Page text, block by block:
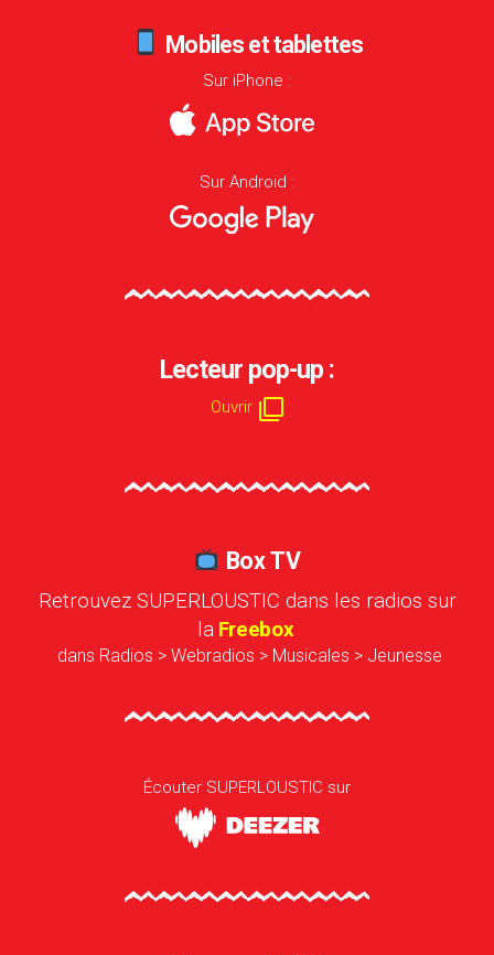
Mobiles et tablettes
Sur iPhone :
Sur Android :
Lecteur pop-up :
Ouvrir 
Box TV
Retrouvez SUPERLOUSTIC dans les radios sur
la Freebox
dans Radios > Webradios > Musicales > Jeunesse
Écouter SUPERLOUSTIC sur